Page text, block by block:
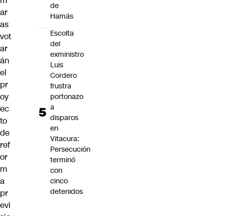
ar
as
vot
ar
án
el
pr
oy
ec
to
de
ref
or
m
a
pr
evi
de
Hamás
Escolta
del
exministro
Luis
Cordero
frustra
portonazo
a
disparos
en
Vitacura:
Persecución
terminó
con
cinco
detenidos